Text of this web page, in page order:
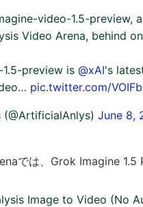
video-1.5-preview,
Video Arena, behind
preview is @xAI's
pic.twitter.com/
June 8,
では、Grok Imagine 1.5
Image to Video (No